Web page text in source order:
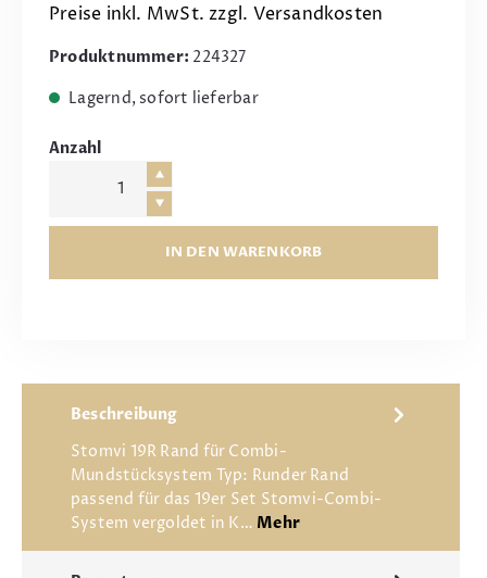
Preise inkl. MwSt. zzgl. Versandkosten
Produktnummer: 224327
Lagernd, sofort lieferbar
Anzahl
IN DEN WARENKORB
Beschreibung
Stomvi 19R Rand für Combi-
Mundstücksystem Typ: Runder Rand
passend für das 19er Set Stomvi-Combi-
System vergoldet in K… Mehr